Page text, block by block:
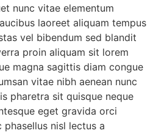
nunc vitae elementum
laoreet aliquam tempus
vel bibendum sed blandit
proin aliquam sit lorem
magna sagittis diam congue
vitae nibh aenean nunc
pharetra sit quisque neque
eget gravida orci
nisl lectus a